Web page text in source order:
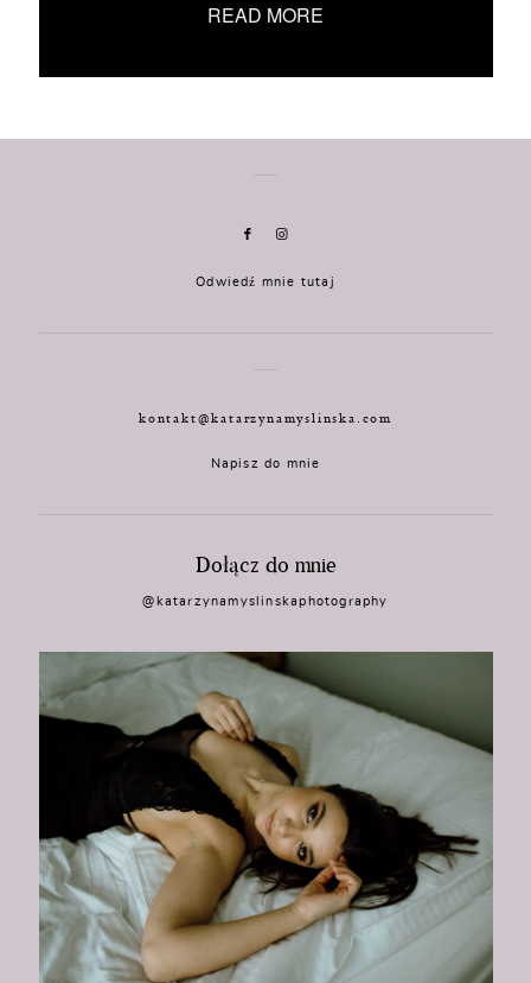
READ MORE
Odwiedź mnie tutaj
kontakt@katarzynamyslinska.com
Napisz do mnie
Dołącz do mnie
@katarzynamyslinskaphotography